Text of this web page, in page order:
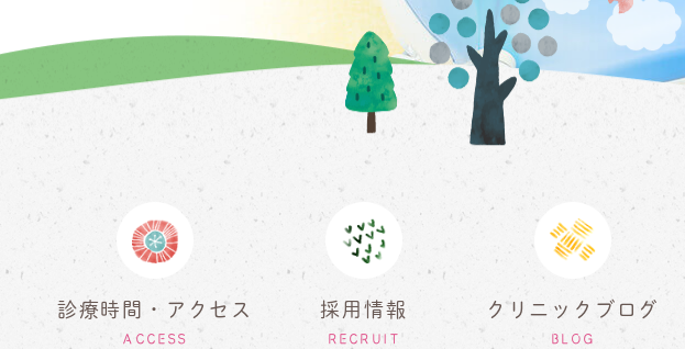
診療時間・アクセス
ACCESS
採用情報
RECRUIT
クリニックブログ
BLOG